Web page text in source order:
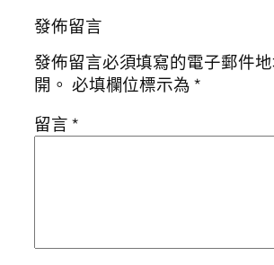
發佈留言
發佈留言必須填寫的電子郵件
開。 必填欄位標示為*
留言*